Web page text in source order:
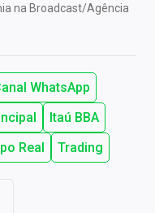
na Broadcast/Agência
WhatsApp
Itaú BBA
Real Trading